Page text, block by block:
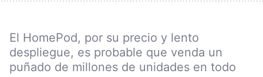
El HomePod, por su precio y lento
despliegue, es probable que venda un
puñado de millones de unidades en todo